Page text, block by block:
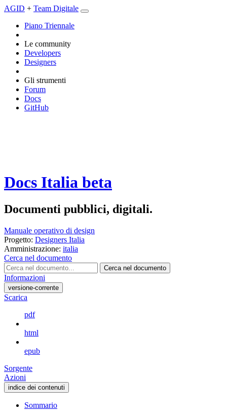
AGID + Team Digitale
Piano Triennale
Le community
Developers
Designers
Gli strumenti
Forum
Docs
GitHub
Docs Italia beta
Documenti pubblici, digitali.
Manuale operativo di design
Progetto: Designers Italia
Amministrazione: italia
Cerca nel documento
Cerca nel documento
Informazioni
versione-corrente
Scarica
pdf
html
epub
Sorgente
Azioni
indice dei contenuti
Sommario